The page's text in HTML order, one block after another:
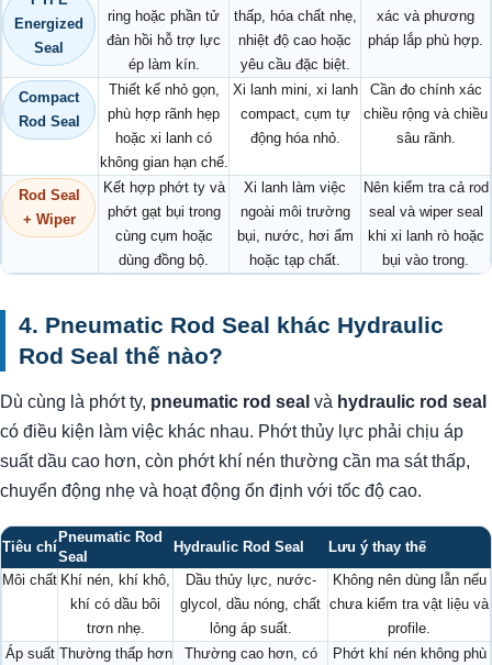
Energized
Seal
ring hoặc phần tử
đàn hồi hỗ trợ lực
ép làm kín.
thấp, hóa chất nhẹ,
nhiệt độ cao hoặc
yêu cầu đặc biệt.
xác và phương
pháp lắp phù hợp.
Compact
Rod Seal
Thiết kế nhỏ gọn,
phù hợp rãnh hẹp
hoặc xi lanh có
không gian hạn chế.
Xi lanh mini, xi lanh
compact, cụm tự
động hóa nhỏ.
Cần đo chính xác
chiều rộng và chiều
sâu rãnh.
Rod Seal
+ Wiper
Kết hợp phớt ty và
phớt gạt bụi trong
cùng cụm hoặc
dùng đồng bộ.
Xi lanh làm việc
ngoài môi trường
bụi, nước, hơi ẩm
hoặc tạp chất.
Nên kiểm tra cả rod
seal và wiper seal
khi xi lanh rò hoặc
bụi vào trong.
4. Pneumatic Rod Seal khác Hydraulic
Rod Seal thế nào?
Dù cùng là phớt ty, pneumatic rod seal và hydraulic rod seal
có điều kiện làm việc khác nhau. Phớt thủy lực phải chịu áp
suất dầu cao hơn, còn phớt khí nén thường cần ma sát thấp,
chuyển động nhẹ và hoạt động ổn định với tốc độ cao.
Tiêu chí
Pneumatic Rod
Seal
Hydraulic Rod Seal
Lưu ý thay thế
Môi chất Khí nén, khí khô,
khí có dầu bôi
trơn nhẹ.
Dầu thủy lực, nước-
glycol, dầu nóng, chất
lỏng áp suất.
Không nên dùng lẫn nếu
chưa kiểm tra vật liệu và
profile.
Áp suất Thường thấp hơn
Thường cao hơn, có
Phớt khí nén không phù